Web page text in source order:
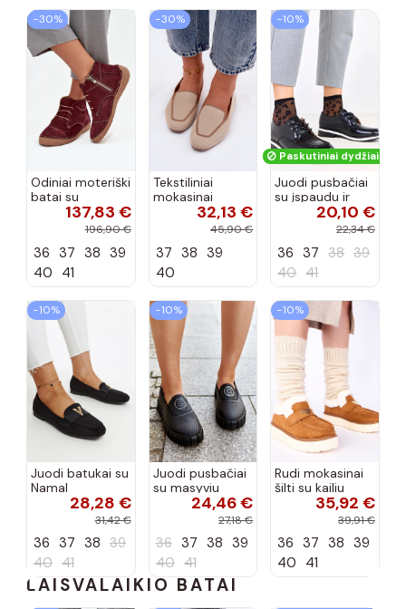
−30%
Odiniai moteriški
batai su
siūlėmis, pilies
tipo, Artiker
spalvos
137,83 €
196,90 €
36 37 38 39
40 41
−30%
Tekstiliniai
mokasinai
smėlio spalvos
32,13 €
45,90 €
37 38 39
40
−10%
Paskutiniai dydžiai!
Juodi pusbačiai
su įspaudu ir
kvadratiniu
priekiu Kerawa
20,10 €
22,34 €
36 37 38 39
40 41
−10%
Juodi batukai su
Namal
dekoracija28,28 €
31,42 €
36 37 38 39
40 41
−10%
Juodi pusbačiai
su masyviu
padu Teska24,46 €
27,18 €
36 37 38 39
40 41
−10%
Rudi mokasinai
šilti su kailiu
35,92 €
39,91 €
36 37 38 39
40 41
LAISVALAIKIO BATAI